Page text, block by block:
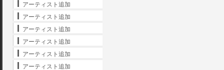
アーティスト追加
アーティスト追加
アーティスト追加
アーティスト追加
アーティスト追加
アーティスト追加